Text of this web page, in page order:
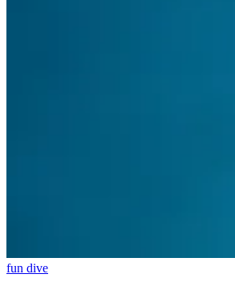
fun dive